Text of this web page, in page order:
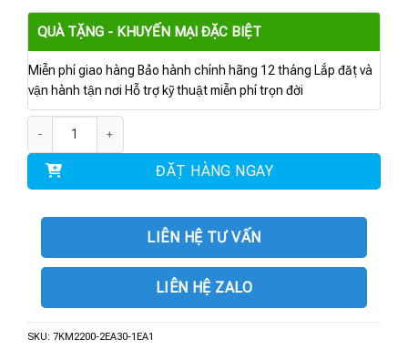
QUÀ TẶNG - KHUYẾN MẠI ĐẶC BIỆT
Miễn phí giao hàng Bảo hành chính hãng 12 tháng Lắp đặt và
vận hành tận nơi Hỗ trợ kỹ thuật miễn phí trọn đời
ĐẶT HÀNG NGAY
LIÊN HỆ TƯ VẤN
LIÊN HỆ ZALO
SKU: 7KM2200-2EA30-1EA1